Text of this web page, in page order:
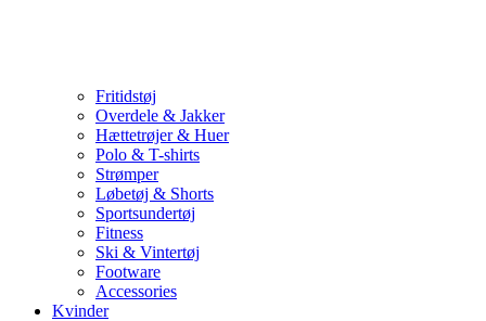
Fritidstøj
Overdele & Jakker
Hættetrøjer & Huer
Polo & T-shirts
Strømper
Løbetøj & Shorts
Sportsundertøj
Fitness
Ski & Vintertøj
Footware
Accessories
Kvinder